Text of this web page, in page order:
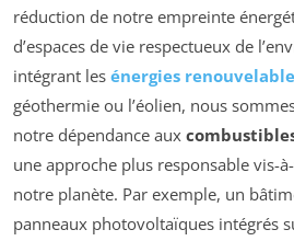
réduction de notre empreinte
d’espaces de vie respectueux de
intégrant les énergies
géothermie ou l’éolien, nous
notre dépendance aux
une approche plus responsable vis-
notre planète. Par exemple, un
panneaux photovoltaïques intégrés